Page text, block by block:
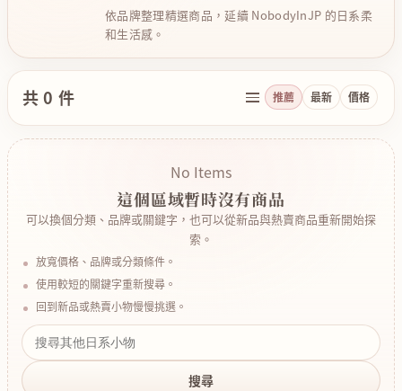
依品牌整理精選商品，延續 NobodyInJP 的日系柔
和生活感。
共 0 件 推薦 最新 價格
No Items
這個區域暫時沒有商品
可以換個分類、品牌或關鍵字，也可以從新品與熱賣商品重新開始探
索。
放寬價格、品牌或分類條件。
使用較短的關鍵字重新搜尋。
回到新品或熱賣小物慢慢挑選。
搜尋